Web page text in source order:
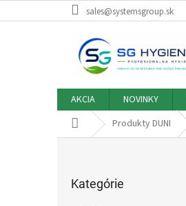
na
sales@systemsgroup.sk
AKCIA NOVINKY
DomovProdukty DUNI
kategórie
Kategórie